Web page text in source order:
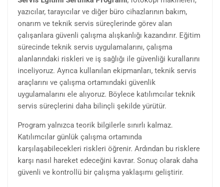
yazıcılar, tarayıcılar ve diğer büro cihazlarının bakım,
onarım ve teknik servis süreçlerinde görev alan
çalışanlara güvenli çalışma alışkanlığı kazandırır. Eğitim
sürecinde teknik servis uygulamalarını, çalışma
alanlarındaki riskleri ve iş sağlığı ile güvenliği kurallarını
inceliyoruz. Ayrıca kullanılan ekipmanları, teknik servis
araçlarını ve çalışma ortamındaki güvenlik
uygulamalarını ele alıyoruz. Böylece katılımcılar teknik
servis süreçlerini daha bilinçli şekilde yürütür.
Program yalnızca teorik bilgilerle sınırlı kalmaz.
Katılımcılar günlük çalışma ortamında
karşılaşabilecekleri riskleri öğrenir. Ardından bu risklere
karşı nasıl hareket edeceğini kavrar. Sonuç olarak daha
güvenli ve kontrollü bir çalışma yaklaşımı geliştirir.